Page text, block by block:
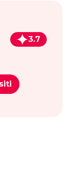
3.7